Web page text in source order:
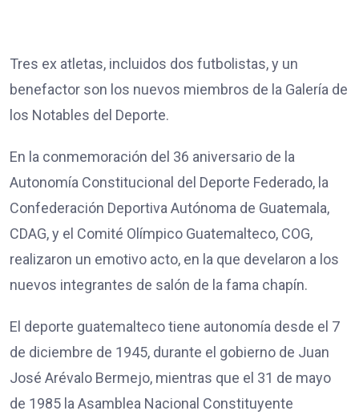
Tres ex atletas, incluidos dos futbolistas, y un
benefactor son los nuevos miembros de la Galería de
los Notables del Deporte.
En la conmemoración del 36 aniversario de la
Autonomía Constitucional del Deporte Federado, la
Confederación Deportiva Autónoma de Guatemala,
CDAG, y el Comité Olímpico Guatemalteco, COG,
realizaron un emotivo acto, en la que develaron a los
nuevos integrantes de salón de la fama chapín.
El deporte guatemalteco tiene autonomía desde el 7
de diciembre de 1945, durante el gobierno de Juan
José Arévalo Bermejo, mientras que el 31 de mayo
de 1985 la Asamblea Nacional Constituyente